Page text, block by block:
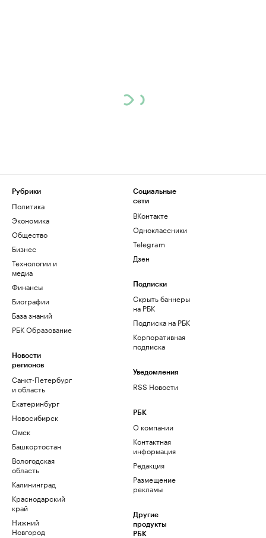
Рубрики
Политика
Экономика
Общество
Бизнес
Технологии и
медиа
Финансы
Биографии
База знаний
РБК Образование
Новости
регионов
Санкт-Петербург
и область
Екатеринбург
Новосибирск
Омск
Башкортостан
Вологодская
область
Калининград
Краснодарский
край
Нижний
Новгород
Социальные
сети
ВКонтакте
Одноклассники
Telegram
Дзен
Подписки
Скрыть баннеры
на РБК
Подписка на РБК
Корпоративная
подписка
Уведомления
RSS Новости
РБК
О компании
Контактная
информация
Редакция
Размещение
рекламы
Другие
продукты
РБК